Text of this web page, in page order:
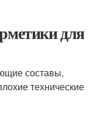
для
составы,
технические